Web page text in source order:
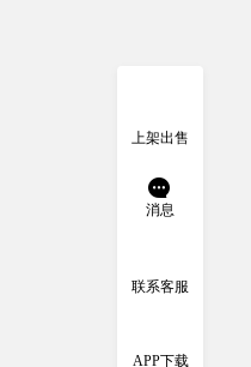
上架出售
消息
联系客服
APP下载